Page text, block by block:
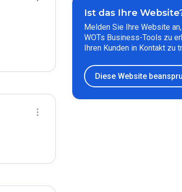
Ist das Ihre
Melden Sie Ihre Website
WOTs Business-Tools zu
Ihren Kunden in Kontakt zu
Diese Website